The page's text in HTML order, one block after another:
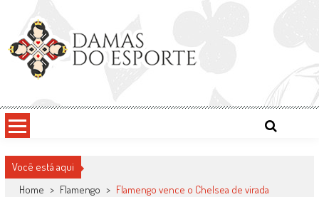
content
Damas do Esporte
Você está aqui
Home > Flamengo > Flamengo vence o Chelsea de virada